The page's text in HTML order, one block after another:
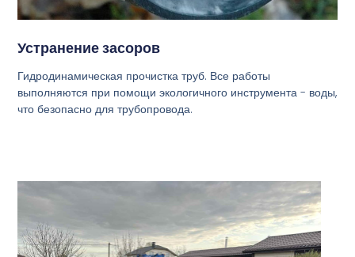
Устранение засоров
Гидродинамическая прочистка труб. Все работы
выполняются при помощи экологичного инструмента - воды,
что безопасно для трубопровода.